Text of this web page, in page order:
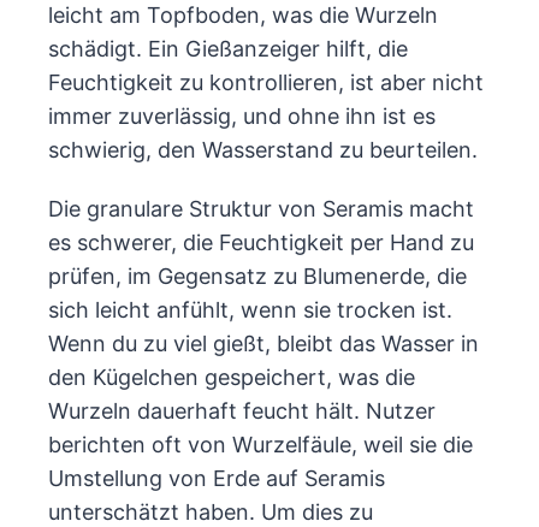
leicht am Topfboden, was die Wurzeln
schädigt. Ein Gießanzeiger hilft, die
Feuchtigkeit zu kontrollieren, ist aber nicht
immer zuverlässig, und ohne ihn ist es
schwierig, den Wasserstand zu beurteilen.
Die granulare Struktur von Seramis macht
es schwerer, die Feuchtigkeit per Hand zu
prüfen, im Gegensatz zu Blumenerde, die
sich leicht anfühlt, wenn sie trocken ist.
Wenn du zu viel gießt, bleibt das Wasser in
den Kügelchen gespeichert, was die
Wurzeln dauerhaft feucht hält. Nutzer
berichten oft von Wurzelfäule, weil sie die
Umstellung von Erde auf Seramis
unterschätzt haben. Um dies zu